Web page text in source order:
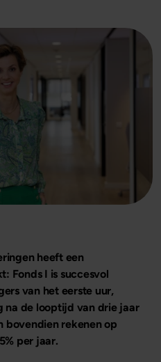
heeft een
Fonds I is succesvol
van het eerste uur,
na de looptijd van drie jaar
bovendien rekenen op
per jaar.